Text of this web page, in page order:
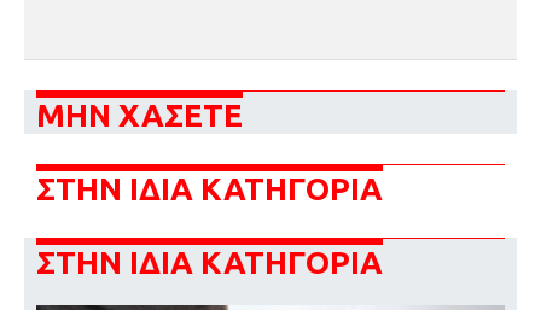
ΜΗΝ ΧΑΣΕΤΕ
ΣΤΗΝ ΙΔΙΑ ΚΑΤΗΓΟΡΙΑ
ΣΤΗΝ ΙΔΙΑ ΚΑΤΗΓΟΡΙΑ